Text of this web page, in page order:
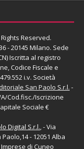
Reserved.
- 20145 Milano. Sede
Iscritta al registro
Codice Fiscale e
i.v. Società
San Paolo S.r.l. -
Cod.fisc./Iscrizione
Sociale €
Digital S.r.l., - Via
- 12051 Alba
di Cuneo